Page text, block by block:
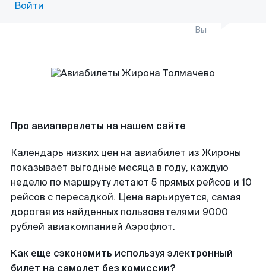
Войти
Вы
Про авиаперелеты на нашем сайте
Календарь низких цен на авиабилет из Жироны
показывает выгодные месяца в году, каждую
неделю по маршруту летают 5 прямых рейсов и 10
рейсов с пересадкой. Цена варьируется, самая
дорогая из найденных пользователями 9000
рублей авиакомпанией Аэрофлот.
Как еще сэкономить используя электронный
билет на самолет без комиссии?